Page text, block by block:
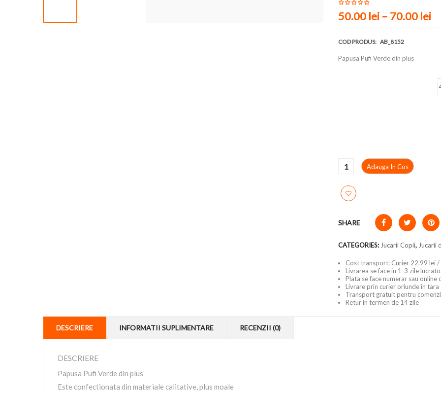
50.00 lei – 70.00 lei
COD PRODUS: AB_8152
Papusa Pufi Verde din plus
Adauga In Cos
SHARE
CATEGORIES: Jucarii Copii, Jucarii
Cost transport: Curier 22.99 lei
Livrarea se face in 1-3 zile
Plata se face numerar sau online
Livrare prin curier oriunde in tara
Transport gratuit pentru
Retur in termen de 14 zile
DESCRIERE INFORMATII SUPLIMENTARE RECENZII (0)
DESCRIERE
Papusa Pufi Verde din plus
Este confectionata din materiale calitative, plus moale